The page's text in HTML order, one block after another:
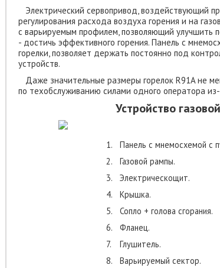
Электрический сервопривод, воздействующий
регулирования расхода воздуха горения и на
с варьируемым профилем, позволяющий улучшить
- достичь эффективного горения. Панель с
горелки, позволяет держать постоянно под
устройств.
Даже значительные размеры горелок R91A не
по техобслуживанию силами одного оператора
Устройство
1.
Панель с мнемосхемой с
2.
Газовой рампы.
3.
Электрическощит.
4.
Крышка.
5.
Сопло + голова сгорания.
6.
Фланец.
7.
Глушитель.
8.
Варьируемый сектор.